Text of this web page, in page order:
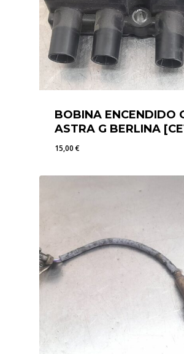
BOBINA ENCENDIDO
ASTRA G BERLINA
15,00€